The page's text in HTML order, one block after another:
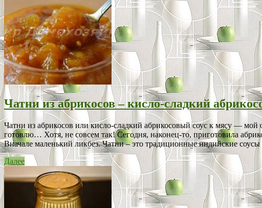
Чатни из абрикосов – кисло-сладкий
Чатни из абрикосов или кисло-сладкий абрикосовый соус к мясу — мой
готовлю… Хотя, не совсем так! Сегодня, наконец-то, приготовила
Вначале маленький ликбез. Чатни – это традиционные индийские
Далее